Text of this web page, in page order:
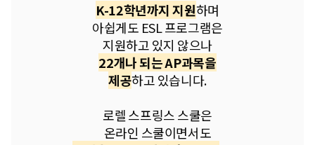
K-12학년까지 지원하며
아쉽게도 ESL 프로그램은
지원하고 있지 않으나
22개나 되는 AP과목을
제공하고 있습니다.
로렐 스프링스 스쿨은
온라인 스쿨이면서도